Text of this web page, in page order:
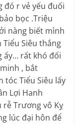
đó r vẻ yếu đuối
bọc .Triệu
nàng biết mình
Tiểu Siêu thắng
ấy… rất khó đối
, bắt
tóc Tiểu Siêu lấy
Lợi Hanh
rễ Trương vô Kỵ
lúc đại hôn để